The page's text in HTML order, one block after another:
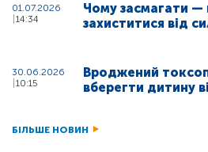
01.07.2026
14:34
Чому засмагати —
захиститися від
30.06.2026
10:15
Вроджений
вберегти дитину
БІЛЬШЕ НОВИН